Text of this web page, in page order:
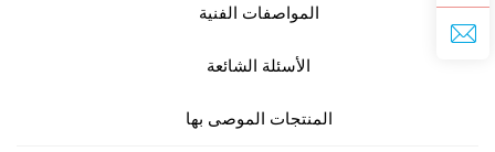
المواصفات الفنية
الأسئلة الشائعة
المنتجات الموصى بها